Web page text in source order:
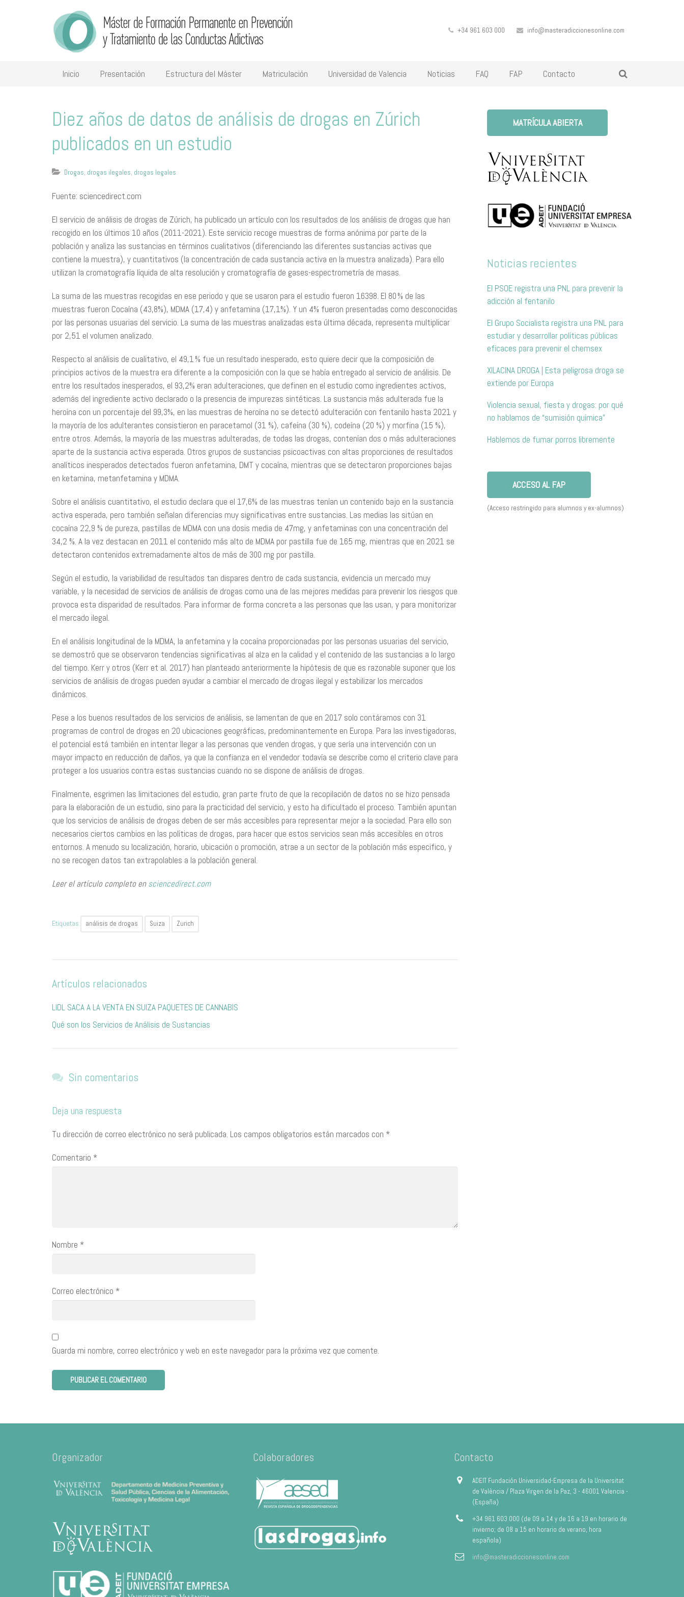
+34 961 603 000 info@masteradiccionesonline.com
Inicio Presentación Estructura del Máster Matriculación Universidad de Valencia Noticias FAQ FAP Contacto
Diez años de datos de análisis de drogas en Zúrich
publicados en un estudio
Drogas, drogas ilegales, drogas legales
Fuente: sciencedirect.com
El servicio de análisis de drogas de Zúrich, ha publicado un artículo con los resultados de los análisis de drogas que han
recogido en los últimos 10 años (2011-2021). Este servicio recoge muestras de forma anónima por parte de la
población y analiza las sustancias en términos cualitativos (diferenciando las diferentes sustancias activas que
contiene la muestra), y cuantitativos (la concentración de cada sustancia activa en la muestra analizada). Para ello
utilizan la cromatografía líquida de alta resolución y cromatografía de gases-espectrometría de masas.
La suma de las muestras recogidas en ese periodo y que se usaron para el estudio fueron 16398. El 80 % de las
muestras fueron Cocaína (43,8%), MDMA (17,4) y anfetamina (17,1%). Y un 4% fueron presentadas como desconocidas
por las personas usuarias del servicio. La suma de las muestras analizadas esta última década, representa multiplicar
por 2,51 el volumen analizado.
Respecto al análisis de cualitativo, el 49,1 % fue un resultado inesperado, esto quiere decir que la composición de
principios activos de la muestra era diferente a la composición con la que se había entregado al servicio de análisis. De
entre los resultados inesperados, el 93,2% eran adulteraciones, que definen en el estudio como ingredientes activos,
además del ingrediente activo declarado o la presencia de impurezas sintéticas. La sustancia más adulterada fue la
heroína con un porcentaje del 99,3%, en las muestras de heroína no se detectó adulteración con fentanilo hasta 2021 y
la mayoría de los adulterantes consistieron en paracetamol (31 %), cafeína (30 %), codeína (20 %) y morfina (15 %),
entre otros. Además, la mayoría de las muestras adulteradas, de todas las drogas, contenían dos o más adulteraciones
aparte de la sustancia activa esperada. Otros grupos de sustancias psicoactivas con altas proporciones de resultados
analíticos inesperados detectados fueron anfetamina, DMT y cocaína, mientras que se detectaron proporciones bajas
en ketamina, metanfetamina y MDMA.
Sobre el análisis cuantitativo, el estudio declara que el 17,6% de las muestras tenían un contenido bajo en la sustancia
activa esperada, pero también señalan diferencias muy significativas entre sustancias. Las medias las sitúan en
cocaína 22,9 % de pureza, pastillas de MDMA con una dosis media de 47mg, y anfetaminas con una concentración del
34,2 %. A la vez destacan en 2011 el contenido más alto de MDMA por pastilla fue de 165 mg, mientras que en 2021 se
detectaron contenidos extremadamente altos de más de 300 mg por pastilla.
Según el estudio, la variabilidad de resultados tan dispares dentro de cada sustancia, evidencia un mercado muy
variable, y la necesidad de servicios de análisis de drogas como una de las mejores medidas para prevenir los riesgos que
provoca esta disparidad de resultados. Para informar de forma concreta a las personas que las usan, y para monitorizar
el mercado ilegal.
En el análisis longitudinal de la MDMA, la anfetamina y la cocaína proporcionadas por las personas usuarias del servicio,
se demostró que se observaron tendencias significativas al alza en la calidad y el contenido de las sustancias a lo largo
del tiempo. Kerr y otros (Kerr et al. 2017) han planteado anteriormente la hipótesis de que es razonable suponer que los
servicios de análisis de drogas pueden ayudar a cambiar el mercado de drogas ilegal y estabilizar los mercados
dinámicos.
Pese a los buenos resultados de los servicios de análisis, se lamentan de que en 2017 solo contáramos con 31
programas de control de drogas en 20 ubicaciones geográficas, predominantemente en Europa. Para las investigadoras,
el potencial está también en intentar llegar a las personas que venden drogas, y que sería una intervención con un
mayor impacto en reducción de daños, ya que la confianza en el vendedor todavía se describe como el criterio clave para
proteger a los usuarios contra estas sustancias cuando no se dispone de análisis de drogas.
Finalmente, esgrimen las limitaciones del estudio, gran parte fruto de que la recopilación de datos no se hizo pensada
para la elaboración de un estudio, sino para la practicidad del servicio, y esto ha dificultado el proceso. También apuntan
que los servicios de análisis de drogas deben de ser más accesibles para representar mejor a la sociedad. Para ello son
necesarios ciertos cambios en las políticas de drogas, para hacer que estos servicios sean más accesibles en otros
entornos. A menudo su localización, horario, ubicación o promoción, atrae a un sector de la población más especifico, y
no se recogen datos tan extrapolables a la población general.
Leer el artículo completo ensciencedirect.com
Etiquetas: análisis de drogas Suiza Zurich
Artículos relacionados
​L​IDL SACA A LA VENTA EN SUIZA PAQUETES DE CANNABIS
Qué son los Servicios de Análisis de Sustancias
Sin comentarios
Deja una respuesta
Tu dirección de correo electrónico no será publicada. Los campos obligatorios están marcados con *
Comentario *
Nombre *
Correo electrónico *
Guarda mi nombre, correo electrónico y web en este navegador para la próxima vez que comente.
MATRÍCULA ABIERTA
Noticias recientes
El PSOE registra una PNL para prevenir la
adicción al fentanilo
El Grupo Socialista registra una PNL para
estudiar y desarrollar políticas públicas
eficaces para prevenir el chemsex
XILACINA DROGA | Esta peligrosa droga se
extiende por Europa
Violencia sexual, fiesta y drogas: por qué
no hablamos de “sumisión química”
Hablemos de fumar porros libremente
ACCESO AL FAP
(Acceso restringido para alumnos y ex-alumnos)
Organizador Colaboradores Contacto
ADEIT Fundación Universidad-Empresa de la Universitat
de València / Plaza Virgen de la Paz, 3 - 46001 Valencia -
(España)
+34 961 603 000 (de 09 a 14 y de 16 a 19 en horario de
invierno; de 08 a 15 en horario de verano, hora
española)
info@masteradiccionesonline.com